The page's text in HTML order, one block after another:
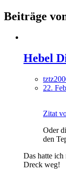
Beiträge
Hebel
22.
Zitat
Oder
den
Das hatte ich
Dreck weg!